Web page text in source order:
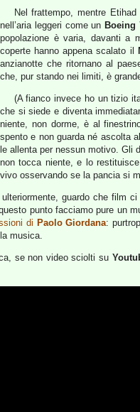
Nel frattempo, mentre
nell’aria leggeri come un Boeing
popolazione è varia, davanti a
coperte hanno appena scalato il
anzianotte che ritornano al
che, pur stando nei limiti, è
(A fianco invece ho un tizio
che si siede e diventa
niente, non dorme, è al
spento e non guarda né ascolta
le allenta per nessun motivo. Gli
non tocca niente, e lo
vivo osservando se la pancia si
guardo che film
punto facciamo pure un
di Paolo Giordana:
musica.
se non video sciolti su